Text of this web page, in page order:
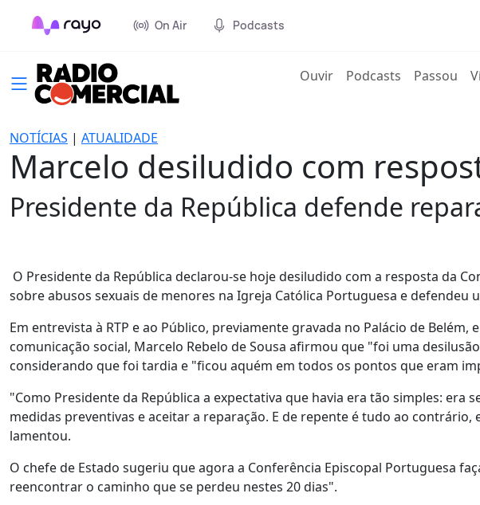
On Air Podcasts
Ouvir(current)
Podcasts Passou
NOTÍCIAS | ATUALIDADE
Marcelo desiludido com
Presidente da República defende
O Presidente da República declarou-se hoje desiludido com a resposta da
sobre abusos sexuais de menores na Igreja Católica Portuguesa e defendeu
Em entrevista à RTP e ao Público, previamente gravada no Palácio de
comunicação social, Marcelo Rebelo de Sousa afirmou que "foi uma
considerando que foi tardia e "ficou aquém em todos os pontos que eram
"Como Presidente da República a expectativa que havia era tão simples: era
medidas preventivas e aceitar a reparação. E de repente é tudo ao
lamentou.
O chefe de Estado sugeriu que agora a Conferência Episcopal Portuguesa
reencontrar o caminho que se perdeu nestes 20 dias".